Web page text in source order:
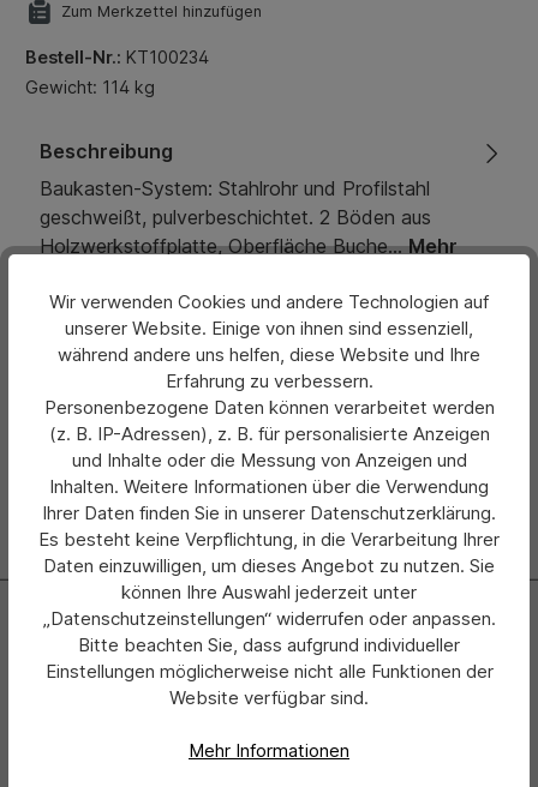
Zum Merkzettel hinzufügen
Bestell-Nr.: KT100234
Gewicht: 114 kg
Beschreibung
Baukasten-System: Stahlrohr und Profilstahl
geschweißt, pulverbeschichtet. 2 Böden aus
Holzwerkstoffplatte, Oberfläche Buche…Mehr
Eigenschaften
Bewertungen
Hersteller
Newsletter
Abonnieren Sie jetzt einfach unseren regelmäßig
erscheinenden Newsletter und Sie werden stets als Erster
über neue Produkte und Angebote informiert.
Zur Newsletter Anmeldung
Wir verwenden Cookies und andere Technologien auf
unserer Website. Einige von ihnen sind essenziell,
während andere uns helfen, diese Website und Ihre
Erfahrung zu verbessern.
Personenbezogene Daten können verarbeitet werden
(z. B. IP-Adressen), z. B. für personalisierte Anzeigen
und Inhalte oder die Messung von Anzeigen und
Inhalten. Weitere Informationen über die Verwendung
Ihrer Daten finden Sie in unserer Datenschutzerklärung.
Es besteht keine Verpflichtung, in die Verarbeitung Ihrer
Daten einzuwilligen, um dieses Angebot zu nutzen. Sie
können Ihre Auswahl jederzeit unter
„Datenschutzeinstellungen“ widerrufen oder anpassen.
Bitte beachten Sie, dass aufgrund individueller
Einstellungen möglicherweise nicht alle Funktionen der
Website verfügbar sind.
Mehr Informationen